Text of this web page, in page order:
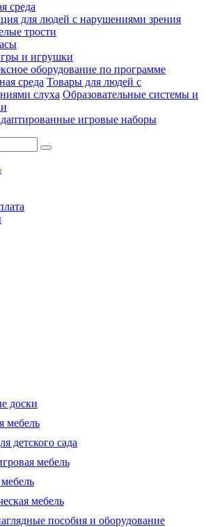
среда
для людей с нарушениями зрения
трости
и игрушки
оборудование по программе
среда Товары для людей с
слуха Образовательные системы и
игровые наборы
доски
мебель
детского сада
мебель
мебель
пособия и оборудование